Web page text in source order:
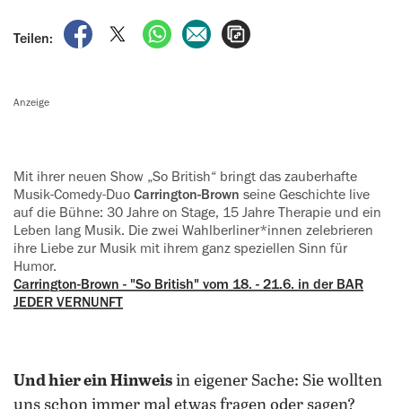
Teilen:
auf Facebook teilen
auf X teilenper WhatsApp teilen
per E-Mail teilen
Anzeige
Mit ihrer neuen Show „So British“ bringt das zauberhafte
Musik-Comedy-Duo Carrington-Brown seine Geschichte live
auf die Bühne: 30 Jahre on Stage, 15 Jahre Therapie und ein
Leben lang Musik. Die zwei Wahlberliner*innen zelebrieren
ihre Liebe zur Musik mit ihrem ganz speziellen Sinn für
Humor.
Carrington-Brown - "So British" vom 18. - 21.6. in der BAR
JEDER VERNUNFT
Und hier ein Hinweis in eigener Sache: Sie wollten